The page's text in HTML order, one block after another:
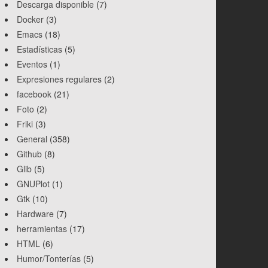
Descarga disponible (7)
Docker (3)
Emacs (18)
Estadísticas (5)
Eventos (1)
Expresiones regulares (2)
facebook (21)
Foto (2)
Friki (3)
General (358)
Github (8)
Glib (5)
GNUPlot (1)
Gtk (10)
Hardware (7)
herramientas (17)
HTML (6)
Humor/Tonterías (5)